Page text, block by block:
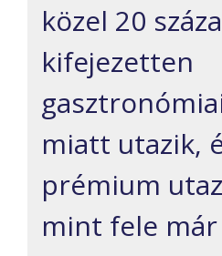
közel 20
kifejezetten
miatt utazik,
prémium
mint fele